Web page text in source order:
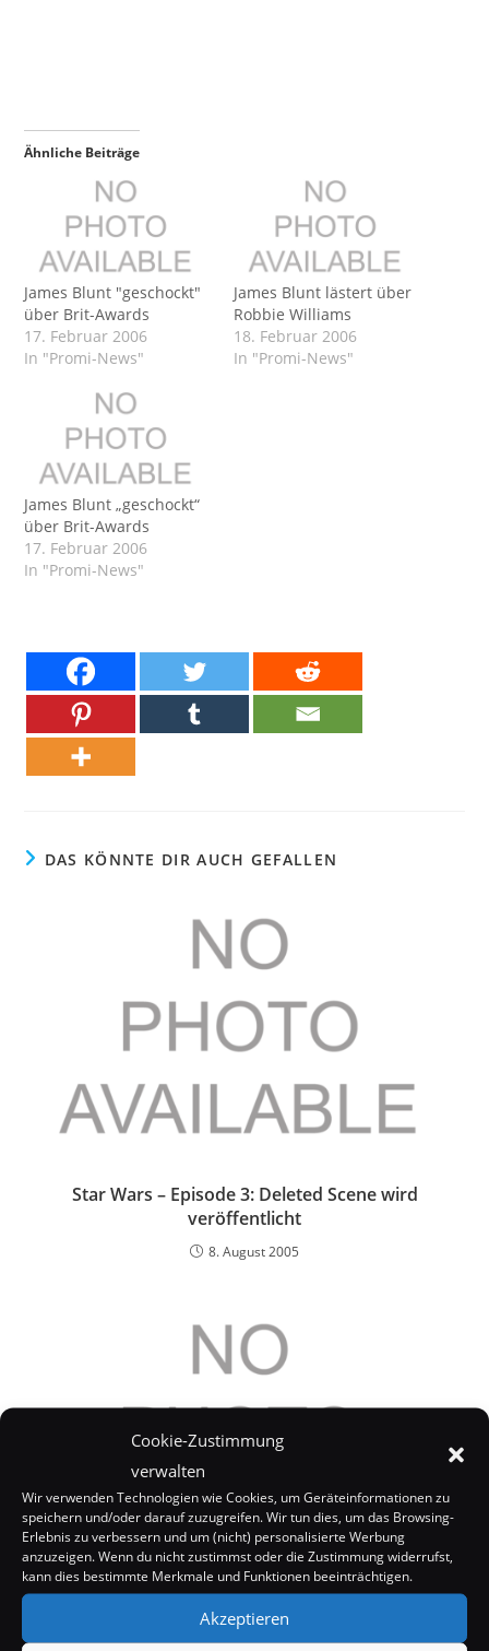
Cookie-Zustimmung
verwalten
Wir verwenden Technologien wie Cookies, um Geräteinformationen zu
speichern und/oder darauf zuzugreifen. Wir tun dies, um das Browsing-
Erlebnis zu verbessern und um (nicht) personalisierte Werbung
anzuzeigen. Wenn du nicht zustimmst oder die Zustimmung widerrufst,
kann dies bestimmte Merkmale und Funktionen beeinträchtigen.
Akzeptieren
Ähnliche Beiträge
James Blunt "geschockt"
über Brit-Awards
17. Februar 2006
In "Promi-News"
James Blunt lästert über
Robbie Williams
18. Februar 2006
In "Promi-News"
James Blunt „geschockt“
über Brit-Awards
17. Februar 2006
In "Promi-News"
DAS KÖNNTE DIR AUCH GEFALLEN
Star Wars – Episode 3: Deleted Scene wird
veröffentlicht
8. August 2005
Eva Longoria kämpft mit Kopfschmerzen
25. August 2005